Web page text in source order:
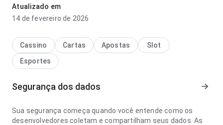
examinar. A experiência combina bem com uso frequente.
Atualizado em
14 de fevereiro de 2026
Cassino Cartas Apostas
Slot
Esportes
Segurança dos dados
Sua segurança começa quando você entende como os
desenvolvedores coletam e compartilham seus dados. As